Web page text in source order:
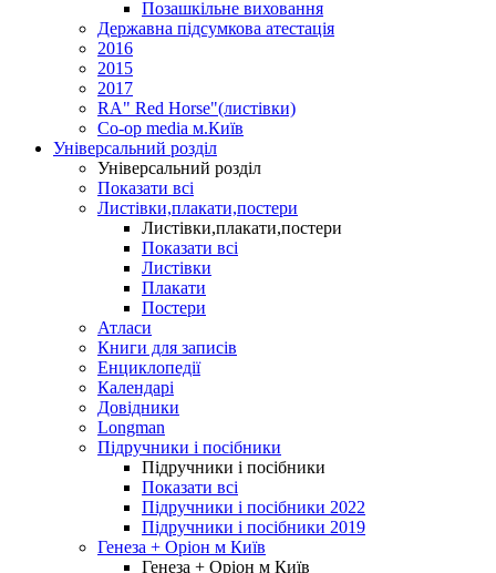
Позашкільне виховання
Державна підсумкова атестація
2016
2015
2017
RA" Red Horse"(листівки)
Co-op media м.Київ
Універсальний розділ
Універсальний розділ
Показати всі
Листівки,плакати,постери
Листівки,плакати,постери
Показати всі
Листівки
Плакати
Постери
Атласи
Книги для записів
Енциклопедії
Календарі
Довідники
Longman
Підручники і посібники
Підручники і посібники
Показати всі
Підручники і посібники 2022
Підручники і посібники 2019
Генеза + Оріон м Київ
Генеза + Оріон м Київ